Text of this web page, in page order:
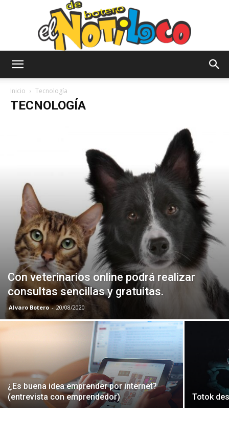
de
Botero
Inicio Tecnología
TECNOLOGÍA
Con veterinarios online podrá realizar
consultas sencillas y gratuitas.
Alvaro Botero - 20/08/2020
¿Es buena idea emprender por internet?
(entrevista con emprendedor)
Totok